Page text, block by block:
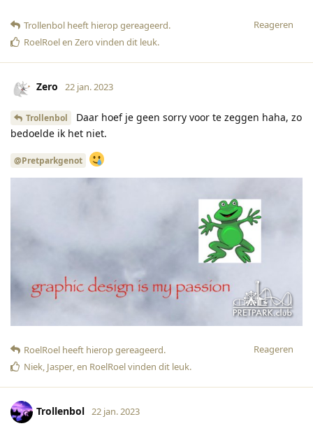
Reageren
Trollenbol heeft hierop gereageerd.
RoelRoelen Zero vinden dit leuk.
Zero 22 jan. 2023
Trollenbol
Daar hoef je geen sorry voor te zeggen haha, zo
bedoelde ik het niet.
@Pretparkgenot
Reageren
RoelRoel heeft hierop gereageerd.
Niek, Jasper, en RoelRoelvinden dit leuk.
Trollenbol 22 jan. 2023